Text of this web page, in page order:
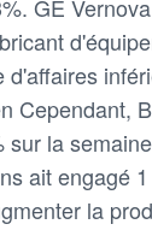
GE Vernova
d'affaires
Cependant,
sur la
ait engagé
la